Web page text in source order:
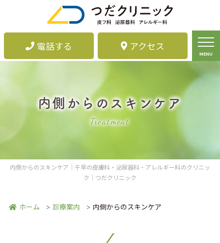
電話する アクセス
MENU
内側からのスキンケア
Treatment
内側からのスキンケア｜千早の皮膚科・泌尿器科・アレルギー科のクリニッ
ク｜つだクリニック
ホーム 診療案内 内側からのスキンケア